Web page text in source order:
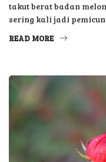
takut berat badan
sering kali jadi
READ MORE